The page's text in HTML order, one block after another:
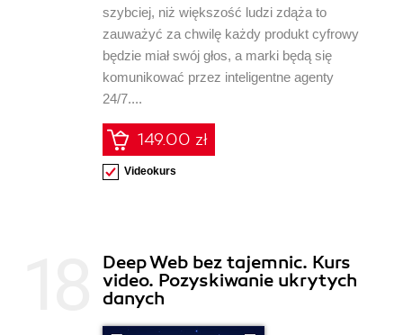
szybciej, niż większość ludzi zdąża to
zauważyć za chwilę każdy produkt cyfrowy
będzie miał swój głos, a marki będą się
komunikować przez inteligentne agenty
24/7....
149.00 zł
Videokurs
Deep Web bez tajemnic. Kurs
video. Pozyskiwanie ukrytych
danych